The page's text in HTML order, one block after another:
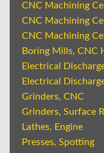
CNC Machining
CNC Machining
CNC Machining
Boring Mills, CNC
Electrical
Electrical
Grinders, CNC
Grinders, Surface
Lathes, Engine
Presses, Spotting